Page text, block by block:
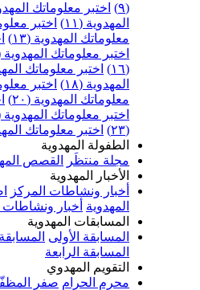
(٩)
اختبر معلوماتك
المهدوية (١١)
اختبر
معلوماتك المهدوية (١٣)
اختبر معلوماتك المهدوية
(١٦)
اختبر معلوماتك
المهدوية (١٨)
اختبر
معلوماتك المهدوية (٢٠)
اختبر معلوماتك المهدوية
(٢٣)
اختبر معلوماتك
الطفولة المهدوية
مجلة منتظَر
القصص
الأخبار المهدوية
أخبار ونشاطات المركز
المهدوية أخبار ونشاطات
المسابقات المهدوية
المسابقة الأولى
المسابقة الرابعة
التقويم المهدوي
محرم الحرام صفر